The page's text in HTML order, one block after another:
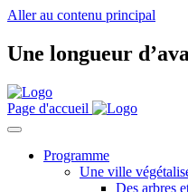
Aller au contenu principal
Une longueur
Page d'accueil
Programme
Une ville
Des arbres